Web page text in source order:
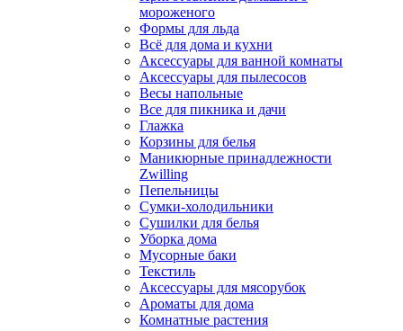
мороженого
Формы для льда
Всё для дома и кухни
Аксессуары для ванной комнаты
Аксессуары для пылесосов
Весы напольные
Все для пикника и дачи
Глажка
Корзины для белья
Маникюрные принадлежности
Zwilling
Пепельницы
Сумки-холодильники
Сушилки для белья
Уборка дома
Мусорные баки
Текстиль
Аксессуары для мясорубок
Ароматы для дома
Комнатные растения